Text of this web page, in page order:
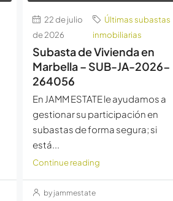
22 de julio
de 2026
Últimas subastas
inmobiliarias
Subasta de Vivienda en
Marbella – SUB-JA-2026-
264056
En JAMM ESTATE le ayudamos a
gestionar su participación en
subastas de forma segura; si
está...
Continue reading
by jammestate